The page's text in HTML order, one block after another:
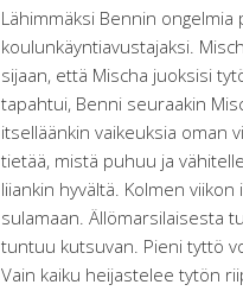
Lähimmäksi Bennin
koulunkäyntiavustajaksi.
sijaan, että Mischa juoksisi
tapahtui, Benni seuraakin
itselläänkin vaikeuksia oman
tietää, mistä puhuu ja
liiankin hyvältä. Kolmen
sulamaan. Ällömarsilaisesta
tuntuu kutsuvan. Pieni tyttö
Vain kaiku heijastelee tytön